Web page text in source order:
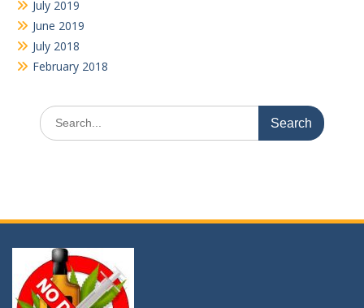
July 2019
June 2019
July 2018
February 2018
Search
for: